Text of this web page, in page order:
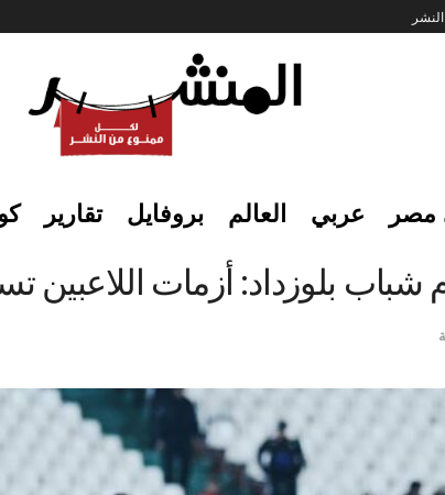
عربي العالم بروفايل تقارير
بلوزداد: أزمات اللاعبين